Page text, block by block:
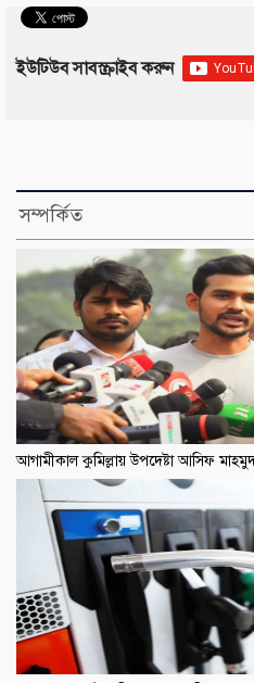
ইউটিউব সাবস্ক্রাইব করুন
সম্পর্কিত
আগামীকাল কুমিল্লায় উপদেষ্টা আসিফ